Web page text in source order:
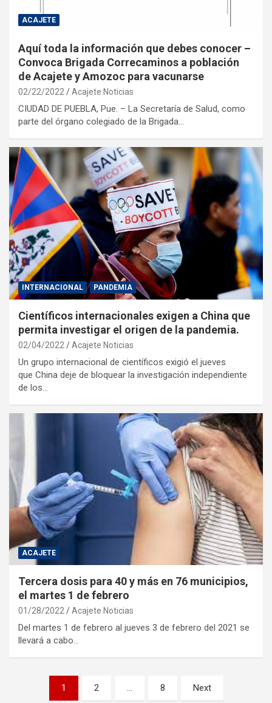
ACAJETE
Aquí toda la información que debes conocer –
Convoca Brigada Correcaminos a población
de Acajete y Amozoc para vacunarse
02/22/2022 Acajete Noticias
CIUDAD DE PUEBLA, Pue. – La Secretaría de Salud, como
parte del órgano colegiado de la Brigada…
INTERNACIONAL PANDEMIA
Científicos internacionales exigen a China que
permita investigar el origen de la pandemia.
02/04/2022 Acajete Noticias
Un grupo internacional de científicos exigió el jueves
que China deje de bloquear la investigación independiente
de los…
ACAJETE
Tercera dosis para 40 y más en 76 municipios,
el martes 1 de febrero
01/28/2022 Acajete Noticias
Del martes 1 de febrero al jueves 3 de febrero del 2021 se
llevará a cabo…
Paginación
1 2 … 8 Next